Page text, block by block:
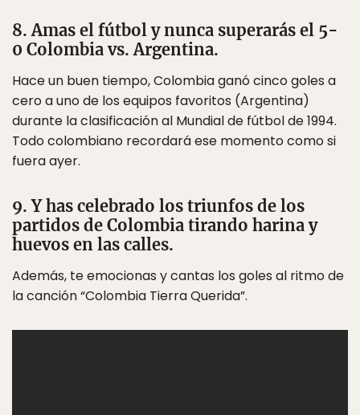
8. Amas el fútbol y nunca superarás el 5-
0 Colombia vs. Argentina.
Hace un buen tiempo, Colombia ganó cinco goles a
cero a uno de los equipos favoritos (Argentina)
durante la clasificación al Mundial de fútbol de 1994.
Todo colombiano recordará ese momento como si
fuera ayer.
9. Y has celebrado los triunfos de los
partidos de Colombia tirando harina y
huevos en las calles.
Además, te emocionas y cantas los goles al ritmo de
la canción “Colombia Tierra Querida”.